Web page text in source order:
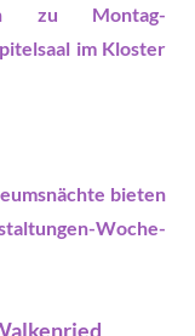
zu Montag-
im Kloster
bieten
-Woche-